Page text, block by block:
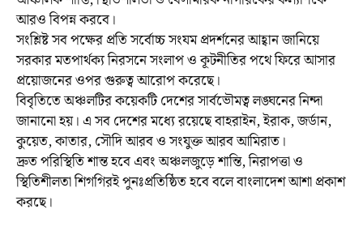
আরও বিপন্ন করবে।
সংশ্লিষ্ট সব পক্ষের প্রতি সর্বোচ্চ সংযম প্রদর্শনের আহ্বান জানিয়ে
সরকার মতপার্থক্য নিরসনে সংলাপ ও কূটনীতির পথে ফিরে আসার
প্রয়োজনের ওপর গুরুত্ব আরোপ করেছে।
বিবৃতিতে অঞ্চলটির কয়েকটি দেশের সার্বভৌমত্ব লঙ্ঘনের নিন্দা
জানানো হয়। এ সব দেশের মধ্যে রয়েছে বাহরাইন, ইরাক, জর্ডান,
কুয়েত, কাতার, সৌদি আরব ও সংযুক্ত আরব আমিরাত।
দ্রুত পরিস্থিতি শান্ত হবে এবং অঞ্চলজুড়ে শান্তি, নিরাপত্তা ও
স্থিতিশীলতা শিগগিরই পুনঃপ্রতিষ্ঠিত হবে বলে বাংলাদেশ আশা প্রকাশ
করছে।